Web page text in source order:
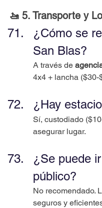
🚤 5. Transporte y
¿Cómo se
San Blas?
A través de
4x4 + lancha ($30-
¿Hay
Sí, custodiado
asegurar lugar.
¿Se puede
público?
No recomendado.
seguros y